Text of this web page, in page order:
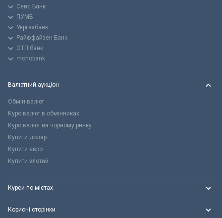
Сенс Банк
ПУМБ
Укргазбанк
Райффайзен Банк
ОТП банк
monobank
Валютний аукціон
Обмін валют
Курс валют в обмінниках
Курс валют на чорному ринку
Купити долар
Купити євро
Купити злотий
Курси по містах
Корисні сторінки